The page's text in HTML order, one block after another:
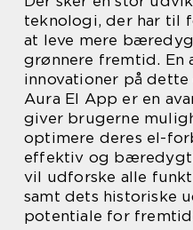
teknologi, der har til
at leve mere
grønnere fremtid. En
innovationer på
Aura El App er en
giver brugerne
optimere deres el-
effektiv og
vil udforske alle
samt dets historiske
potentiale for